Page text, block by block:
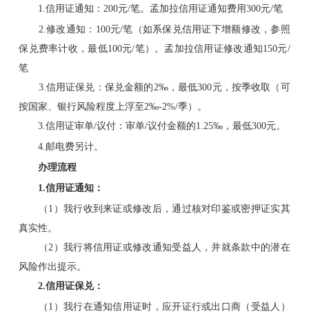
1.信用证通知：200元/笔。孟加拉信用证通知费用300元/笔
2.修改通知：100元/笔（如系保兑信用证下增额修改，参照
保兑费率计收，最低100元/笔）。孟加拉信用证修改通知150元/
笔
3.信用证保兑：保兑金额的2‰，最低300元，按季收取（可
按国家、银行风险程度上浮至2‰-2%/季）。
3.信用证审单/议付：审单/议付金额的1.25‰，最低300元。
4.邮电费另计。
办理流程
1.信用证通知：
（1）我行收到来证或修改后，通过核对印鉴或密押证实其
真实性。
（2）我行将信用证或修改通知受益人，并就条款中的潜在
风险作出提示。
2.信用证保兑：
（1）我行在通知信用证时，应开证行或出口商（受益人）